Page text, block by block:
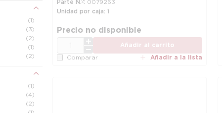
(1)
(3)
(2)
(1)
(2)
(1)
(4)
(2)
Parte N.º 0079263
Unidad por caja 1
Precio no disponible
Añadir al carrito
Comparar Añadir a la lista